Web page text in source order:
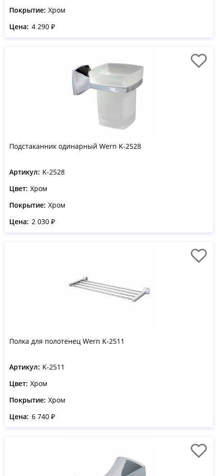
Покрытие: Хром
Цена: 4 290 ₽
Подстаканник одинарный Wern K-2528
Артикул: K-2528
Цвет: Хром
Покрытие: Хром
Цена: 2 030 ₽
Полка для полотенец Wern K-2511
Артикул: K-2511
Цвет: Хром
Покрытие: Хром
Цена: 6 740 ₽